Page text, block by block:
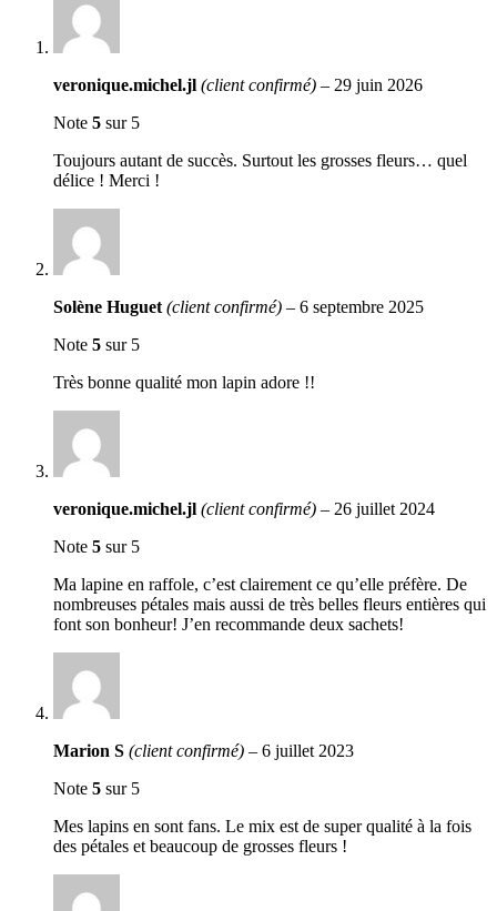
veronique.michel.jl (client confirmé) – 29 juin 2026
Note 5 sur 5
Toujours autant de succès. Surtout les grosses fleurs… quel
délice ! Merci !
Solène Huguet (client confirmé) – 6 septembre 2025
Note 5 sur 5
Très bonne qualité mon lapin adore !!
veronique.michel.jl (client confirmé) – 26 juillet 2024
Note 5 sur 5
Ma lapine en raffole, c’est clairement ce qu’elle préfère. De
nombreuses pétales mais aussi de très belles fleurs entières qui
font son bonheur! J’en recommande deux sachets!
Marion S (client confirmé) – 6 juillet 2023
Note 5 sur 5
Mes lapins en sont fans. Le mix est de super qualité à la fois
des pétales et beaucoup de grosses fleurs !